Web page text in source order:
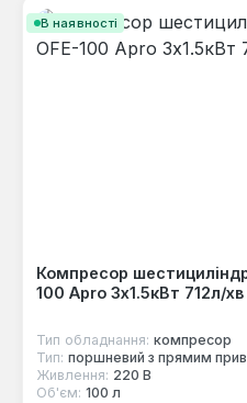
В наявності
Компресор
100 Apro 3х1.5кВт 712л/
Тип обладнання: компресор
Тип: поршневий з прямим
Живлення: 220 В
Об'єм: 100 л